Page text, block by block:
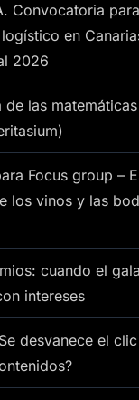
Convocatoria
en
2026
de las
Focus group –
los vinos y las
cuando el
intereses
desvanece el